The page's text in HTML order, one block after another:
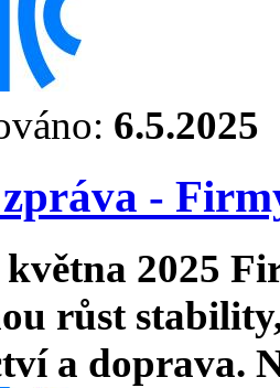
6.5.2025
-
2025
růst
a doprava.